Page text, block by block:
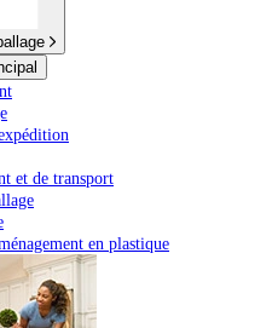
et de transport
en plastique